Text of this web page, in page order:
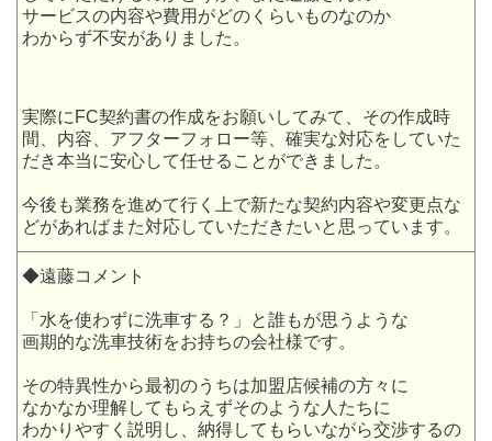
サービスの内容や費用がどのくらいものなのか
わからず不安がありました。
実際にFC契約書の作成をお願いしてみて、その作成時
間、内容、アフターフォロー等、確実な対応をしていた
だき本当に安心して任せることができました。
今後も業務を進めて行く上で新たな契約内容や変更点な
どがあればまた対応していただきたいと思っています。
◆遠藤コメント
「水を使わずに洗車する？」と誰もが思うような
画期的な洗車技術をお持ちの会社様です。
その特異性から最初のうちは加盟店候補の方々に
なかなか理解してもらえずそのような人たちに
わかりやすく説明し、納得してもらいながら交渉するの